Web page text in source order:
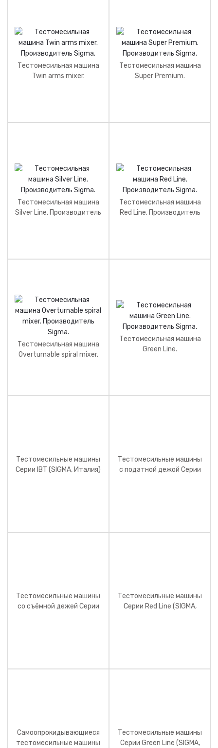
Тестомесильная машина
Twin arms mixer.
Тестомесильная машина
Super Premium.
Тестомесильная машина
Silver Line. Производитель
Тестомесильная машина
Red Line. Производитель
Тестомесильная машина
Overturnable spiral mixer.
Тестомесильная машина
Green Line.
Тестомесильные машины
Серии IBT (SIGMA, Италия)
Тестомесильные машины
с податной дежой Серии
Тестомесильные машины
со съёмной дежей Серии
Тестомесильные машины
Серии Red Line (SIGMA,
Самоопрокидывающиеся
тестомесильные машины
Тестомесильные машины
Серии Green Line (SIGMA,